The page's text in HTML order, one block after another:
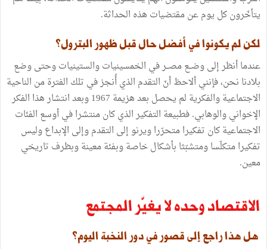
يتأخّرون كل يوم عن مقتضيات هذه الحداثة.
لكن لم يكونوا في أفضل حال قبل ظهور البترول؟
عندما أنظر إلى وضــع مصــر في الخمسينيات والستينيات وحتى وضع
بلادنا نحن، فإنني ألاحظ أنّ التقدم الذي أُنجز في تلك الفترة من الناحية
الاجتماعية والفكرية لم يحصل بعد هزيمة 1967 وبعد انتشار هذا الفكر
الإخواني والوهابي. فطبيعة التفكير الذي كان منتشرا في أوسع الفئات
الاجتماعية كان تفكيرا متحرّرا ويرنو إلى التقدم وإلى الإبداع وليس
تفكيرا متكلّسا ومتشبّثا بأشكال خاصة وبفئة معينة وبظرف تاريخي
معين.
الاقتصاد وحده لا يغيّر المجتمع
هل هذا راجع إلى قصور في دور النخبة اليوم؟